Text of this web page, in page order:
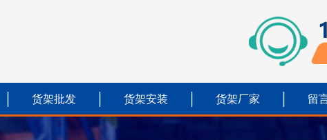
货架批发 货架安装 货架厂家 留